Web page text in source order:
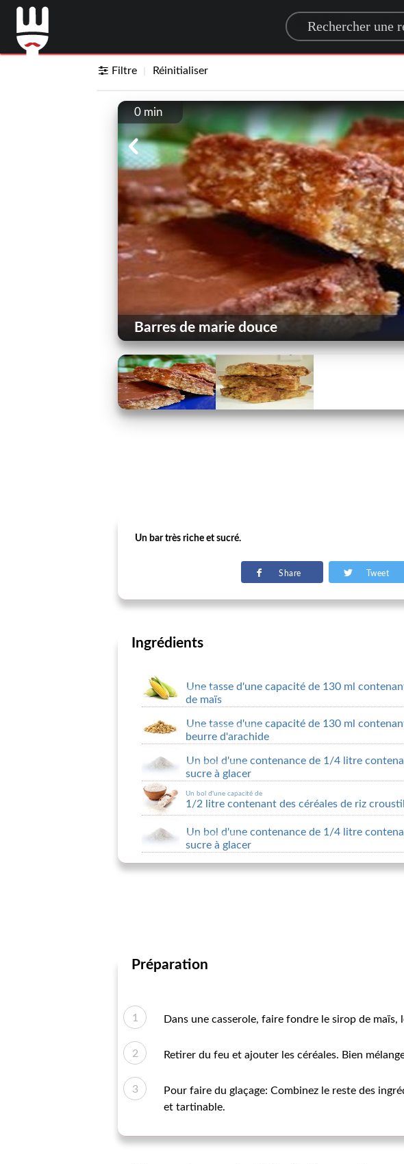
Search for a
Filtre Réinitialiser
0 min
Barres de marie douce
Un bar très riche et sucré.
Share Tweet
Ingrédients
Une tasse d'une capacité de 130 ml
de maïs
Une tasse d'une capacité de 130 ml
beurre d'arachide
Un bol d'une contenance de 1/4 litre
sucre à glacer
Un bol d'une capacité de
1/2 litre contenant des céréales de riz
Un bol d'une contenance de 1/4 litre
sucre à glacer
Préparation
Dans une casserole, faire fondre le sirop de
Retirer du feu et ajouter les céréales. Bien
Pour faire du glaçage: Combinez le reste des
et tartinable.